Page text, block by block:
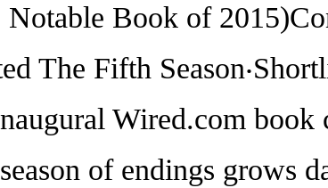
Book of
The Fifth
Wired.com
of endings grows